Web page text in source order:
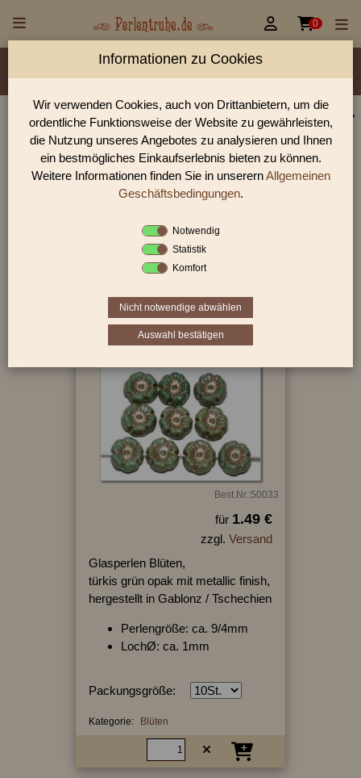
 0
Material/Glassorte Sorte/Form Farbe
Größen
Lochdurchmesser
Perlen Shop für gedrückte Perlen Blüten & Blätter
In unserem Perlen Shop finden sie zahlreich gedrückte Perlen
Blüten & Blätter und viele weiter Glasperlen.
Sie befinden sich in folgender Kategorie:
gedrückte Perlen|Blüten & Blätter
Best.Nr.:50033
für 1.49 €
zzgl. Versand
Glasperlen Blüten,
türkis grün opak mit metallic finish,
hergestellt in Gablonz / Tschechien
Perlengröße: ca. 9/4mm
LochØ: ca. 1mm
Packungsgröße:
Kategorie: Blüten
Informationen zu Cookies
Wir verwenden Cookies, auch von Drittanbietern, um die
ordentliche Funktionsweise der Website zu gewährleisten,
die Nutzung unseres Angebotes zu analysieren und Ihnen
ein bestmögliches Einkaufserlebnis bieten zu können.
Weitere Informationen finden Sie in unserernAllgemeinen
Geschäftsbedingungen.
Notwendig
Statistik
Komfort
Nicht notwendige abwählen
Auswahl bestätigen